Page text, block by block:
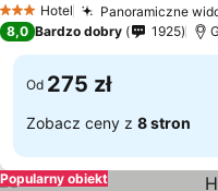
3 Kategoria
Hotel Panoramiczne
8,0 Bardzo dobry 1925
Od 275 zł
Zobacz ceny z 8 stron
Popularny obiekt